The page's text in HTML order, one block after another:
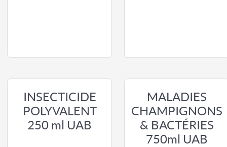
INSECTICIDE
POLYVALENT
250 ml UAB
MALADIES
CHAMPIGNONS
& BACTÉRIES
750ml UAB